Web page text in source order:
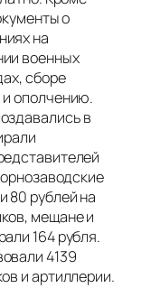
о
на
военных
сборе
ополчению.
в
80 рублей на
мещане и
164 рубля.
4139
и артиллерии.